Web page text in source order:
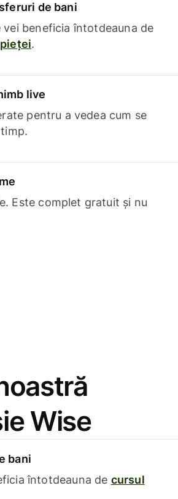
de bani
vei beneficia întotdeauna de
.
live
pentru a vedea cum se
Este complet gratuit și nu
Wise
bani
întotdeauna de cursul